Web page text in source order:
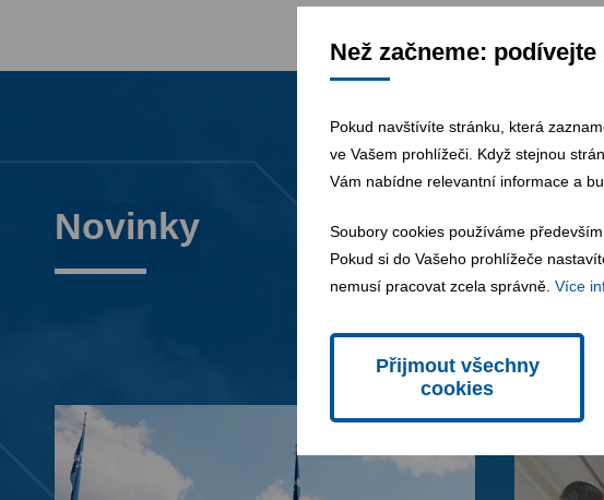
Než začneme:
Pokud navštívíte stránku, která
ve Vašem prohlížeči. Když stejnou
Vám nabídne relevantní informace a
Soubory cookies používáme
Pokud si do Vašeho prohlížeče
nemusí pracovat zcela správně. Více
Přijmout všechny
cookies
Novinky